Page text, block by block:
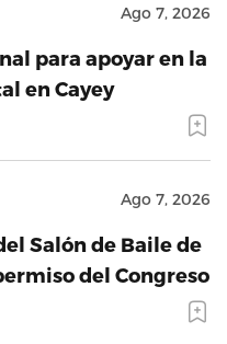
Ago 7, 2026
para apoyar en la
en Cayey
Ago 7, 2026
Salón de Baile de
del Congreso